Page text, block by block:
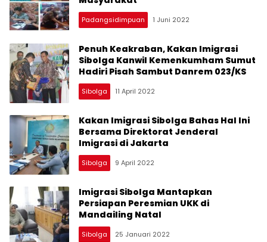
Padangsidimpuan 1 Juni 2022
Penuh Keakraban, Kakan Imigrasi
Sibolga Kanwil Kemenkumham Sumut
Hadiri Pisah Sambut Danrem 023/KS
Sibolga 11 April 2022
Kakan Imigrasi Sibolga Bahas Hal Ini
Bersama Direktorat Jenderal
Imigrasi di Jakarta
Sibolga 9 April 2022
Imigrasi Sibolga Mantapkan
Persiapan Peresmian UKK di
Mandailing Natal
Sibolga 25 Januari 2022